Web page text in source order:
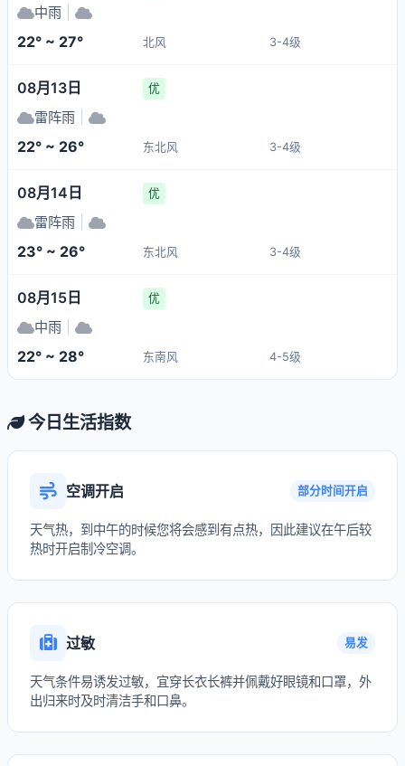
中雨
22° ~ 27° 北风 3-4级
08月13日 优
雷阵雨
22° ~ 26° 东北风 3-4级
08月14日 优
雷阵雨
23° ~ 26° 东北风 3-4级
08月15日 优
中雨
22° ~ 28° 东南风 4-5级
今日生活指数
空调开启 部分时间开启
天气热，到中午的时候您将会感到有点热，因此建议在午后较
热时开启制冷空调。
过敏 易发
天气条件易诱发过敏，宜穿长衣长裤并佩戴好眼镜和口罩，外
出归来时及时清洁手和口鼻。